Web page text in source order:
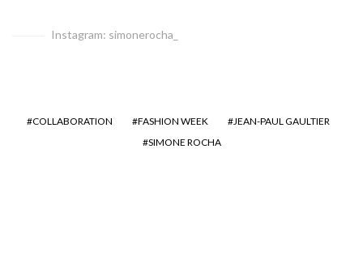
Instagram: simonerocha_
COLLABORATION FASHION WEEK
JEAN-PAUL GAULTIER
SIMONE ROCHA